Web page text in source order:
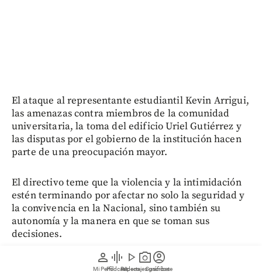
person
Mi Perfil
graphic_eq
Pódcast
play_arrow
Videos
photo_camera
Reportajes gráficos
account_circle
Suscríbete
El ataque al representante estudiantil Kevin Arrigui,
las amenazas contra miembros de la comunidad
universitaria, la toma del edificio Uriel Gutiérrez y
las disputas por el gobierno de la institución hacen
parte de una preocupación mayor.
El directivo teme que la violencia y la intimidación
estén terminando por afectar no solo la seguridad y
la convivencia en la Nacional, sino también su
autonomía y la manera en que se toman sus
decisiones.
“Invito a reflexionar sobre la relación entre una